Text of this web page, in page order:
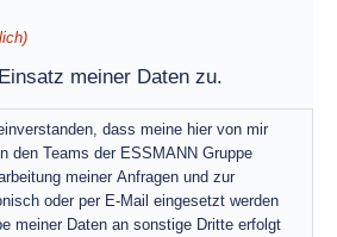
meiner Daten zu.
dass meine hier von mir
den Teams der ESSMANN Gruppe
meiner Anfragen und zur
oder per E-Mail eingesetzt werden
meiner Daten an sonstige Dritte erfolgt